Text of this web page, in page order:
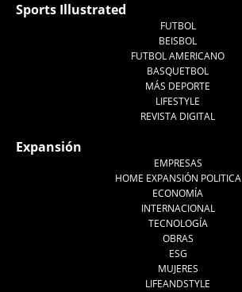
Sports Illustrated
FUTBOL
BEISBOL
FUTBOL AMERICANO
BASQUETBOL
MÁS DEPORTE
LIFESTYLE
REVISTA DIGITAL
Expansión
EMPRESAS
HOME EXPANSIÓN POLITICA
ECONOMÍA
INTERNACIONAL
TECNOLOGÍA
OBRAS
ESG
MUJERES
LIFEANDSTYLE